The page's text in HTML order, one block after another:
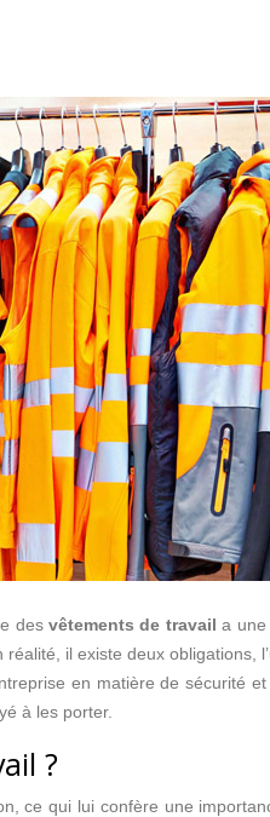
des vêtements de travail a une
il existe deux obligations,
en matière de sécurité
à les porter.
?
ce qui lui confère une